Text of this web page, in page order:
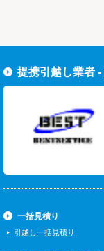
提携引越し業者 -
一括見積り
引越し一括見積り